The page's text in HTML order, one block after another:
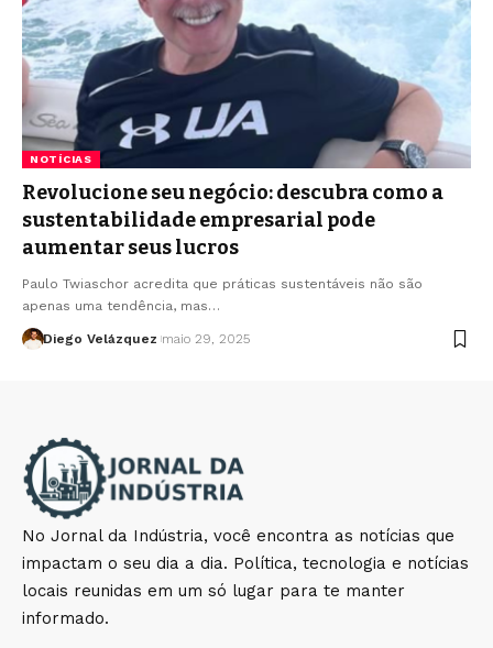
NOTÍCIAS
Revolucione seu negócio: descubra como a
sustentabilidade empresarial pode
aumentar seus lucros
Paulo Twiaschor acredita que práticas sustentáveis não são
apenas uma tendência, mas…
Diego Velázquez maio 29, 2025
No Jornal da Indústria, você encontra as notícias que
impactam o seu dia a dia. Política, tecnologia e notícias
locais reunidas em um só lugar para te manter
informado.